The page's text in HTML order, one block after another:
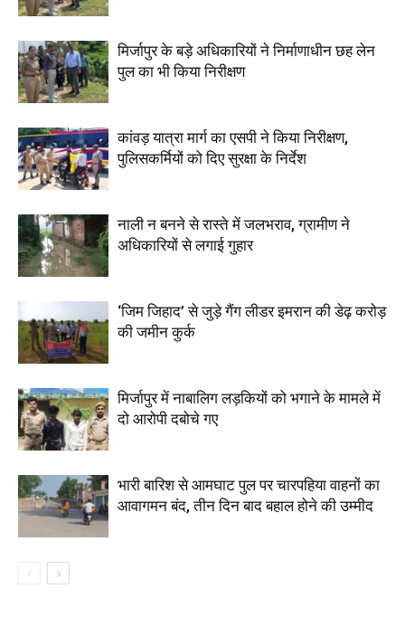
मिर्जापुर के बड़े अधिकारियों ने निर्माणाधीन छह लेन
पुल का भी किया निरीक्षण
कांवड़ यात्रा मार्ग का एसपी ने किया निरीक्षण,
पुलिसकर्मियों को दिए सुरक्षा के निर्देश
नाली न बनने से रास्ते में जलभराव, ग्रामीण ने
अधिकारियों से लगाई गुहार
‘जिम जिहाद’ से जुड़े गैंग लीडर इमरान की डेढ़ करोड़
की जमीन कुर्क
मिर्जापुर में नाबालिग लड़कियों को भगाने के मामले में
दो आरोपी दबोचे गए
भारी बारिश से आमघाट पुल पर चारपहिया वाहनों का
आवागमन बंद, तीन दिन बाद बहाल होने की उम्मीद